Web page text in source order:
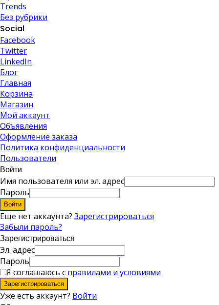
Trends
Без рубрики
Social
Facebook
Twitter
LinkedIn
Блог
Главная
Корзина
Магазин
Мой аккаунт
Объявления
Оформление заказа
Политика конфиденциальности
Пользователи
Войти
Имя пользователя или эл. адрес
Пароль
Войти
Еще нет аккаунта? Зарегистрироваться
Забыли пароль?
Зарегистрироваться
Эл. адрес
Пароль
Я соглашаюсь с правилами и условиями
Зарегистрироваться
Уже есть аккаунт? Войти